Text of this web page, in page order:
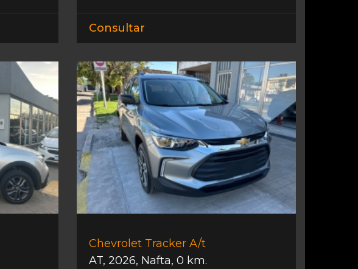
Consultar
Chevrolet Tracker A/t
AT, 2026, Nafta, 0 km.